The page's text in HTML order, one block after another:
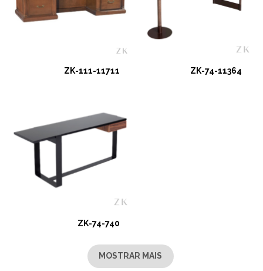
ZK-111-11711 ZK-74-11364
ZK-74-740
MOSTRAR MAIS